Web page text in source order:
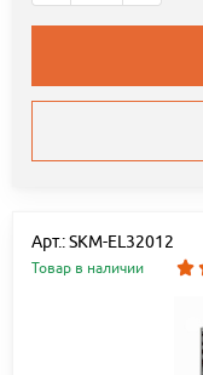
Арт.: SKM-EL32012
Товар в наличии